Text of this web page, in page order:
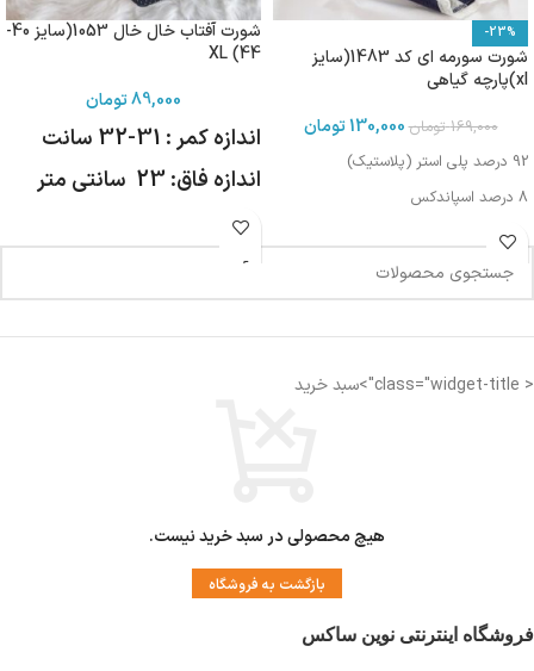
-23%
شورت سورمه ای کد 1483(سایز
xl)پارچه گیاهی
169,000 تومان130,000تومان
92 درصد پلی استر (پلاستیک)
8 درصد اسپاندکس
شورت آفتاب خال خال 1053(سایز 40-
44) XL
89,000تومان
اندازه کمر : 31-32 سانت
اندازه فاق: 23 سانتی متر
< class="widget-title">سبد خرید
هیچ محصولی در سبد خرید نیست.
بازگشت به فروشگاه
فروشگاه اینترنتی نوین ساکس